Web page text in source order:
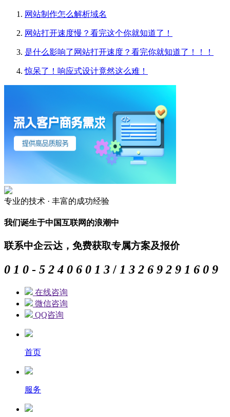
网站制作怎么解析域名
网站打开速度慢？看完这个你就知道了！
是什么影响了网站打开速度？看完你就知道了！！！
惊呆了！响应式设计竟然这么难！
专业的技术 · 丰富的成功经验
我们诞生于中国互联网的浪潮中
联系中企云达，免费获取专属方案及报价
0 1 0 - 5 2 4 0 6 0 1 3 / 1 3 2 6 9 2 9 1 6 0 9
在线咨询
微信咨询
QQ咨询
首页
服务